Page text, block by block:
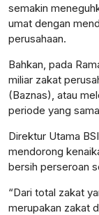
semakin
umat dengan
perusahaan.
Bahkan, pada
miliar zakat
(Baznas), atau
periode yang
Direktur Utama
mendorong
bersih perseroan
“Dari total zakat
merupakan zakat